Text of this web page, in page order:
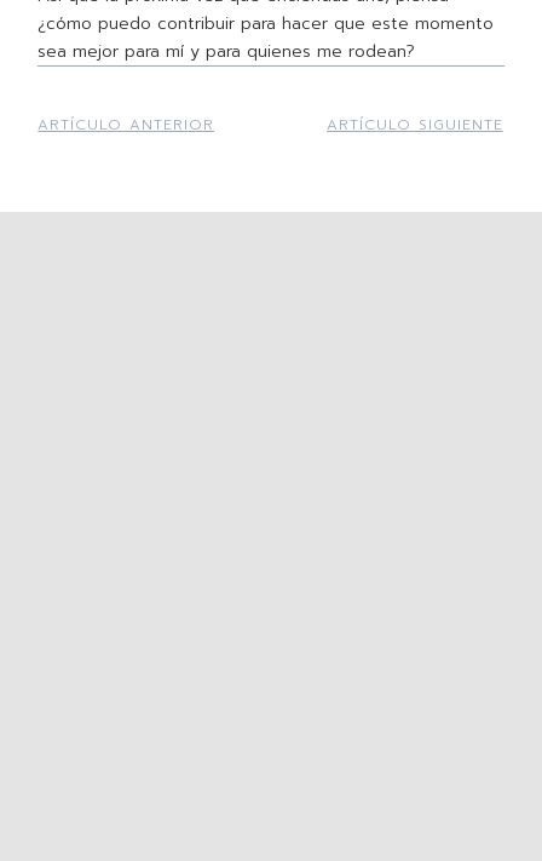
¿cómo puedo contribuir para hacer que este momento
sea mejor para mí y para quienes me rodean?
ARTÍCULO ANTERIOR ARTÍCULO SIGUIENTE